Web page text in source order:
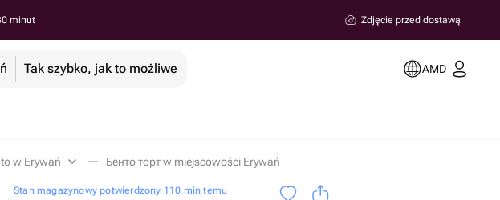
minut Zdjęcie przed dostawą
Tak szybko, jak to możliwe AMD
w Erywań Бенто торт w miejscowości Erywań
Stan magazynowy potwierdzony 110 min temu